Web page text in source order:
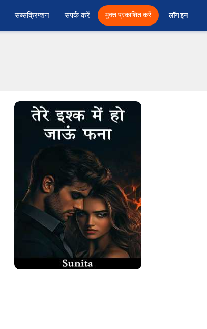
सब्सक्रिप्शन संपर्क करें मुक्त प्रकाशित करें लॉग इन